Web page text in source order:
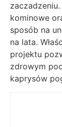
kominowe
sposób na
na lata.
projektu
zdrowym
kaprysów